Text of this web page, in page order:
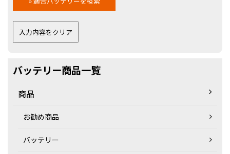
バッテリー商品一覧
商品
お勧め商品
バッテリー